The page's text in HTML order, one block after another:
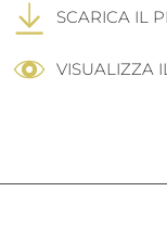
SCARICA IL
VISUALIZZA